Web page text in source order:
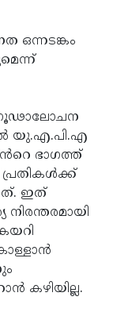
ഒന്നടങ്കം
ഗൂഢാലോചന
യു.എ.പി.എ
ഭാഗത്ത്
ഇത്
കഴിയില്ല.